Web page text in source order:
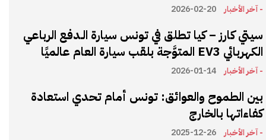
- آخر الأخبار 2026-02-20
سيتي كارز – كيا تطلق في تونس سيارة الـدفع الرباعي
الكهربائي EV3 المتوَّجة بلقب سيارة العام عالميًا
- آخر الأخبار 2026-01-14
بين الطموح والعوائق: تونس أمام تحدي استعادة
كفاءاتها بالخارج
- آخر الأخبار 2025-12-26